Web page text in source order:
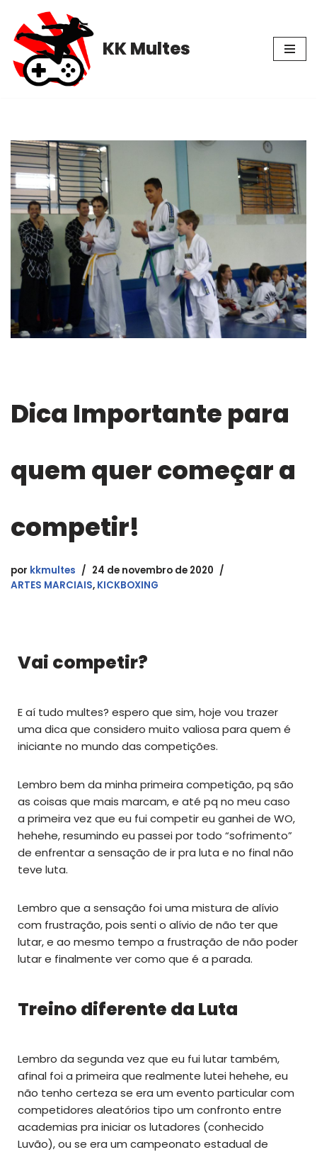
Pular
para
o
conteúdo
KK Multes
Dica Importante para
quem quer começar a
competir!
por kkmultes
24 de novembro de 2020
ARTES MARCIAIS, KICKBOXING
Vai competir?
E aí tudo multes? espero que sim, hoje vou trazer
uma dica que considero muito valiosa para quem é
iniciante no mundo das competições.
Lembro bem da minha primeira competição, pq são
as coisas que mais marcam, e até pq no meu caso
a primeira vez que eu fui competir eu ganhei de WO,
hehehe, resumindo eu passei por todo “sofrimento”
de enfrentar a sensação de ir pra luta e no final não
teve luta.
Lembro que a sensação foi uma mistura de alívio
com frustração, pois senti o alívio de não ter que
lutar, e ao mesmo tempo a frustração de não poder
lutar e finalmente ver como que é a parada.
Treino diferente da Luta
Lembro da segunda vez que eu fui lutar também,
afinal foi a primeira que realmente lutei hehehe, eu
não tenho certeza se era um evento particular com
competidores aleatórios tipo um confronto entre
academias pra iniciar os lutadores (conhecido
Luvão), ou se era um campeonato estadual de